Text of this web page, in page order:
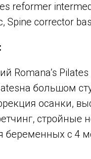
reformer
Spine corrector
Romana’s
большом
осанки,
стройные
беременных с 4